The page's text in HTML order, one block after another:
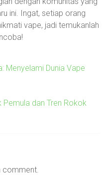
ini. Ingat, setiap orang
vape, jadi temukanlah
Menyelami Dunia Vape
Pemula dan Tren Rokok
comment.